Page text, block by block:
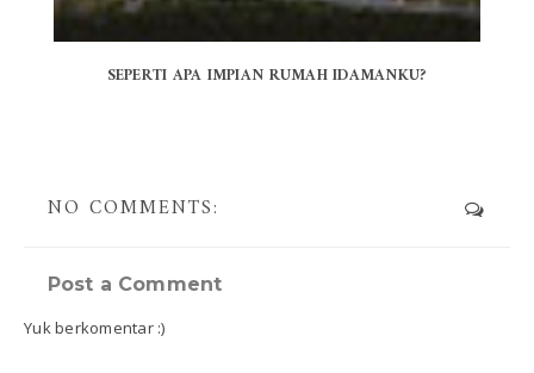
SEPERTI APA IMPIAN RUMAH IDAMANKU?
NO COMMENTS:
Post a Comment
Yuk berkomentar :)